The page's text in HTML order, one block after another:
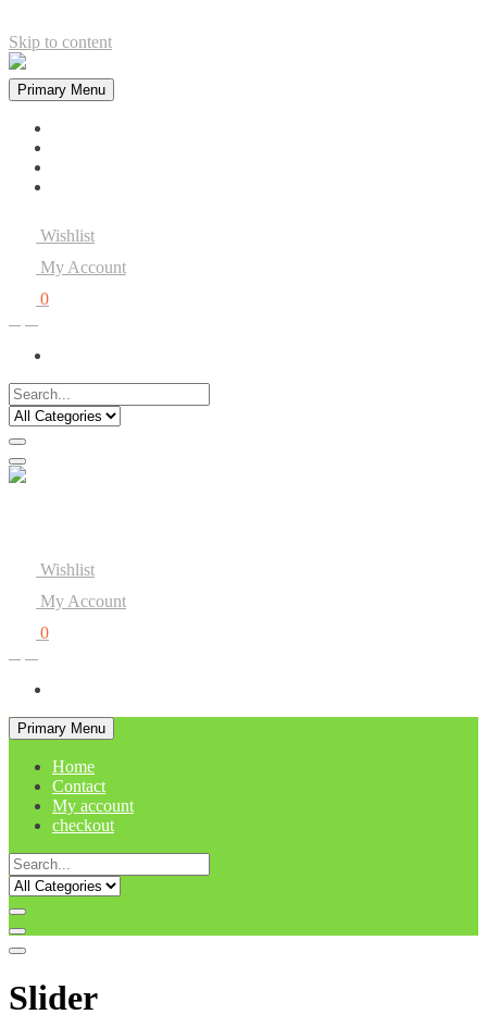
Skip to content
Primary Menu
Wishlist
My Account
0
Wishlist
My Account
0
Primary Menu
Home
Contact
My account
checkout
Slider